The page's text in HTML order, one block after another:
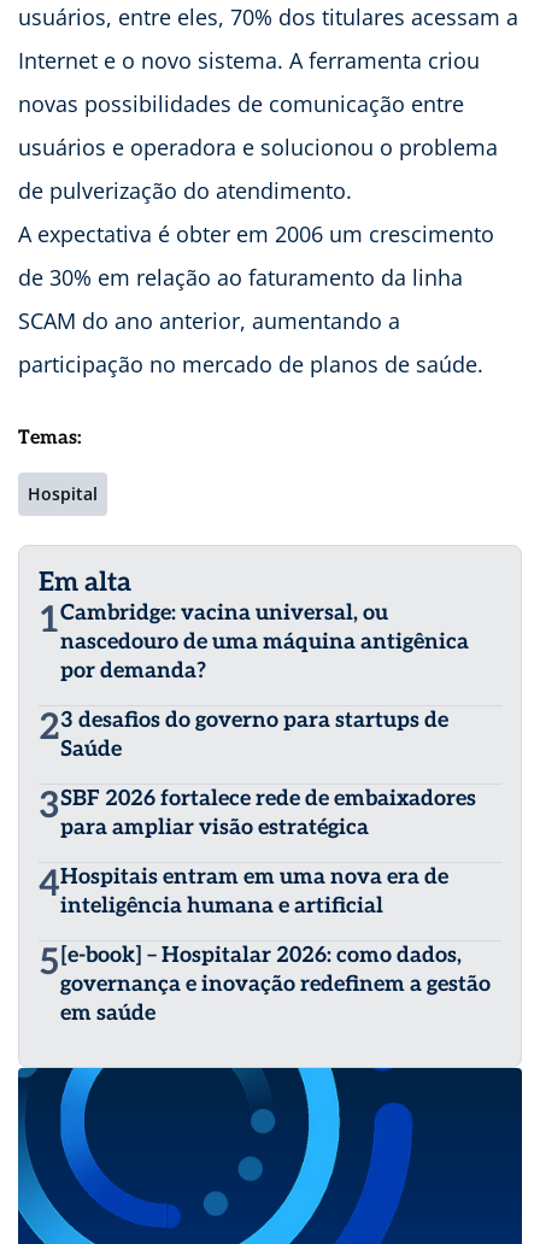
usuários, entre eles, 70% dos titulares acessam a
Internet e o novo sistema. A ferramenta criou
novas possibilidades de comunicação entre
usuários e operadora e solucionou o problema
de pulverização do atendimento.
A expectativa é obter em 2006 um crescimento
de 30% em relação ao faturamento da linha
SCAM do ano anterior, aumentando a
participação no mercado de planos de saúde.
Temas:
Hospital
Em alta
1Cambridge: vacina universal, ou
nascedouro de uma máquina antigênica
por demanda?
23 desafios do governo para startups de
Saúde
3SBF 2026 fortalece rede de embaixadores
para ampliar visão estratégica
4Hospitais entram em uma nova era de
inteligência humana e artificial
5 [e-book] – Hospitalar 2026: como dados,
governança e inovação redefinem a gestão
em saúde